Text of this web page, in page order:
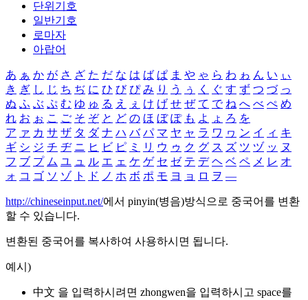
단위기호
일반기호
로마자
아랍어
あ ぁ か が さ ざ た だ な は ば ぱ ま や ゃ ら わ ゎ ん い ぃ
き ぎ し じ ち ぢ に ひ び ぴ み り う ぅ く ぐ す ず つ づ っ
ぬ ふ ぶ ぷ む ゆ ゅ る え ぇ け げ せ ぜ て で ね へ べ ぺ め
れ お ぉ こ ご そ ぞ と ど の ほ ぼ ぽ も よ ょ ろ を
ア ァ カ サ ザ タ ダ ナ ハ バ パ マ ヤ ャ ラ ワ ヮ ン イ ィ キ
ギ シ ジ チ ヂ ニ ヒ ビ ピ ミ リ ウ ゥ ク グ ス ズ ツ ヅ ッ ヌ
フ ブ プ ム ユ ュ ル エ ェ ケ ゲ セ ゼ テ デ ヘ ベ ペ メ レ オ
ォ コ ゴ ソ ゾ ト ド ノ ホ ボ ポ モ ヨ ョ ロ ヲ ―
http://chineseinput.net/에서 pinyin(병음)방식으로 중국어를 변환
할 수 있습니다.
변환된 중국어를 복사하여 사용하시면 됩니다.
예시)
中文 을 입력하시려면 zhongwen을 입력하시고 space를